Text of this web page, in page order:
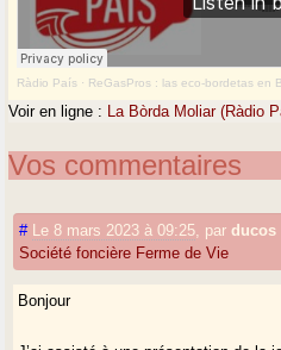
Ràdio País · ReGasPros : las eco-bordetas en
Voir en ligne : La Bòrda Moliar (Ràdio
Vos commentaires
# Le 8 mars 2023 à 09:25 parducos
Société foncière Ferme de Vie
Bonjour